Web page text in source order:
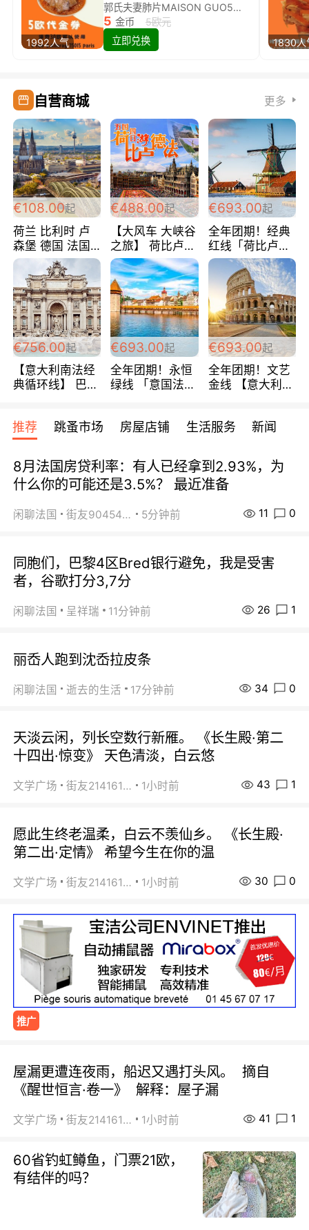
1992人气
郭氏夫妻肺片MAISON GUO5欧代金券限量兑换啦！
5 金币
5欧元
立即兑换
1830人
自营商城 更多
€108.00起
荷兰 比利时 卢
森堡 德国 法国
超爽玩遍西欧 循
环线 全程四星宾
馆 108欧/人/天
€488.00起
【大风车 大峡谷
之旅】 荷比卢德
法 巴黎上下 经
典五国四日游
488欧/人
€693.00起
全年团期！经典
红线「荷比卢德
法」七天循环 五
国 仅售99欧/人/
天！巴黎上下！
包拼房~
€756.00起
【意大利南法经
典循环线】 巴黎
宾馆 108欧/天起
全程756欧/位
€693.00起
全年团期！永恒
绿线 「意国法
欧/天起 ~包拼房
€693.00起
全年团期！文艺
金线 【意大利一
每周铁发！
推荐 跳蚤市场 房屋店铺 生活服务 新闻
8月法国房贷利率：有人已经拿到2.93%，为
什么你的可能还是3.5%？ 最近准备
闲聊法国 街友90454511 5分钟前 11 0
同胞们，巴黎4区Bred银行避免，我是受害
者，谷歌打分3,7分
闲聊法国 呈祥瑞 11分钟前 26 1
丽岙人跑到沈岙拉皮条
闲聊法国 逝去的生活 17分钟前 34 0
天淡云闲，列长空数行新雁。 《长生殿·第二
十四出·惊变》 天色清淡，白云悠
文学广场 街友21416156 1小时前 43 1
愿此生终老温柔，白云不羡仙乡。 《长生殿·
第二出·定情》 希望今生在你的温
文学广场 街友21416156 1小时前 30 0
推广
屋漏更遭连夜雨，船迟又遇打头风。 摘自
《醒世恒言·卷一》 解释：屋子漏
文学广场 街友21416156 1小时前 41 1
60省钓虹鳟鱼，门票21欧，
有结伴的吗？